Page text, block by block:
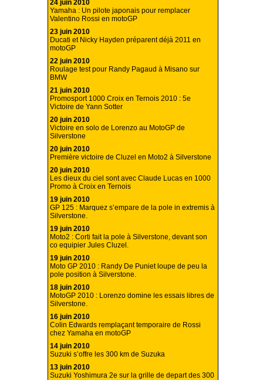
24 juin 2010
Yamaha : Un pilote japonais pour remplacer
Valentino Rossi en motoGP
23 juin 2010
Ducati et Nicky Hayden préparent déjà 2011 en
motoGP
22 juin 2010
Roulage test pour Randy Pagaud à Misano sur
BMW
21 juin 2010
Promosport 1000 Croix en Ternois 2010 : 5e
Victoire de Yann Sotter
20 juin 2010
Victoire en solo de Lorenzo au MotoGP de
Silverstone
20 juin 2010
Première victoire de Cluzel en Moto2 à Silverstone
20 juin 2010
Les dieux du ciel sont avec Claude Lucas en 1000
Promo à Croix en Ternois
19 juin 2010
GP 125 : Marquez s’empare de la pole in extremis à
Silverstone.
19 juin 2010
Moto2 : Corti fait la pole à Silverstone, devant son
co equipier Jules Cluzel.
19 juin 2010
Moto GP 2010 : Randy De Puniet loupe de peu la
pole position à Silverstone.
18 juin 2010
MotoGP 2010 : Lorenzo domine les essais libres de
Silverstone.
16 juin 2010
Colin Edwards remplaçant temporaire de Rossi
chez Yamaha en motoGP
14 juin 2010
Suzuki s’offre les 300 km de Suzuka
13 juin 2010
Suzuki Yoshimura 2e sur la grille de depart des 300